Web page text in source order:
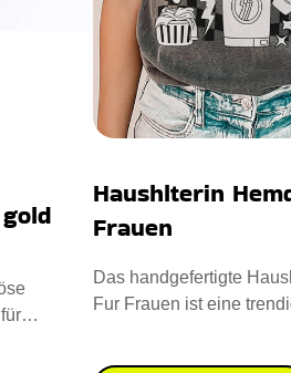
Haushlterin
Frauen
Das handgefertigte
Fur Frauen ist eine